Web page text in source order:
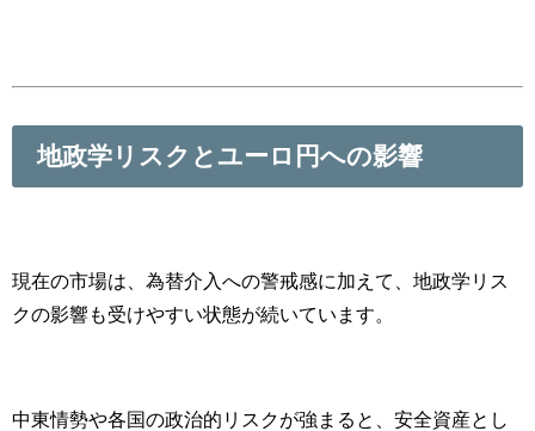
地政学リスクとユーロ円への影響
現在の市場は、為替介入への警戒感に加えて、地政学リス
クの影響も受けやすい状態が続いています。
中東情勢や各国の政治的リスクが強まると、安全資産とし